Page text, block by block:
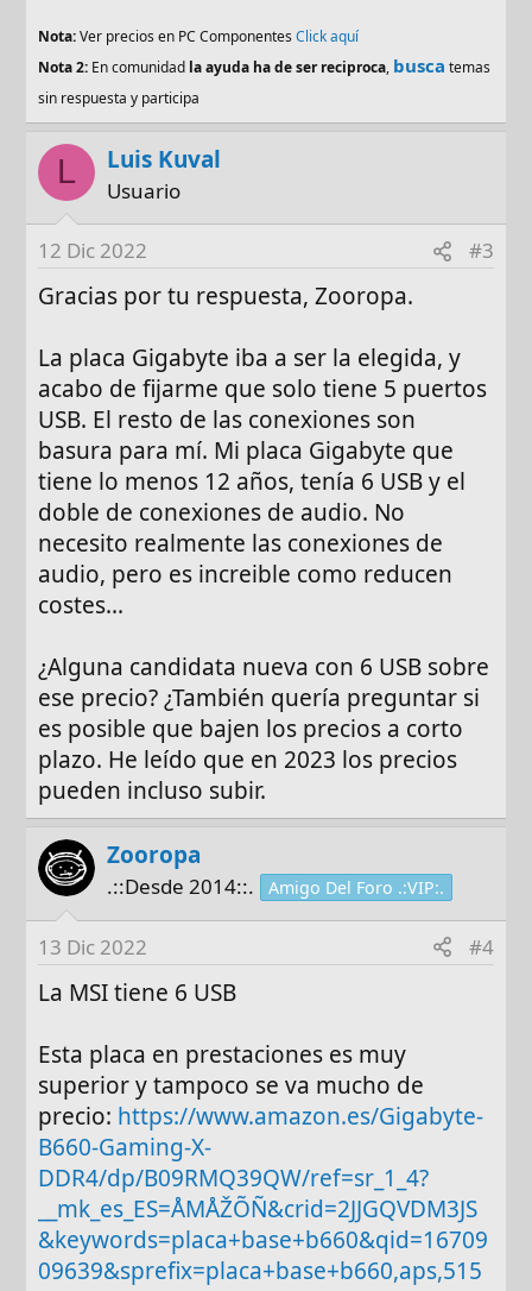
Nota:Ver precios en PC ComponentesClick aquí
Nota 2: En comunidad la ayuda ha de ser reciproca, busca temas
sin respuesta y participa
L Luis Kuval
Usuario
12 Dic 2022 #3
Gracias por tu respuesta, Zooropa.
La placa Gigabyte iba a ser la elegida, y
acabo de fijarme que solo tiene 5 puertos
USB. El resto de las conexiones son
basura para mí. Mi placa Gigabyte que
tiene lo menos 12 años, tenía 6 USB y el
doble de conexiones de audio. No
necesito realmente las conexiones de
audio, pero es increible como reducen
costes...
¿Alguna candidata nueva con 6 USB sobre
ese precio? ¿También quería preguntar si
es posible que bajen los precios a corto
plazo. He leído que en 2023 los precios
pueden incluso subir.
Zooropa
.::Desde 2014::. Amigo Del Foro .:VIP:.
13 Dic 2022 #4
La MSI tiene 6 USB
Esta placa en prestaciones es muy
superior y tampoco se va mucho de
precio: https://www.amazon.es/Gigabyte-
B660-Gaming-X-
DDR4/dp/B09RMQ39QW/ref=sr_1_4?
__mk_es_ES=ÅMÅŽÕÑ&crid=2JJGQVDM3JS
&keywords=placa+base+b660&qid=16709
09639&sprefix=placa+base+b660,aps,515